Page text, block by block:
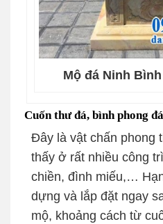
Mộ đá Ninh
Cuốn thư đá, bình phong đá
Đây là vật chấn phong
thấy ở rất nhiều công
chiền, đình miếu,…
dựng và lắp đặt ngay
mộ, khoảng cách từ